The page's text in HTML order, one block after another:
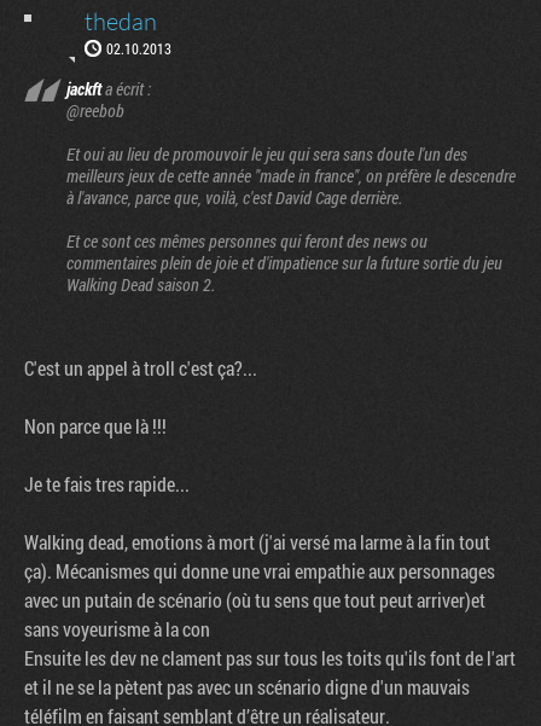
thedan
02.10.2013
jackfta écrit :
@reebob
Et oui au lieu de promouvoir le jeu qui sera sans doute l'un des
meilleurs jeux de cette année "made in france", on préfère le descendre
à l'avance, parce que, voilà, c'est David Cage derrière.
Et ce sont ces mêmes personnes qui feront des news ou
commentaires plein de joie et d'impatience sur la future sortie du jeu
Walking Dead saison 2.
C'est un appel à troll c'est ça?...
Non parce que là !!!
Je te fais tres rapide...
Walking dead, emotions à mort (j'ai versé ma larme à la fin tout
ça). Mécanismes qui donne une vrai empathie aux personnages
avec un putain de scénario (où tu sens que tout peut arriver)et
sans voyeurisme à la con
Ensuite les dev ne clament pas sur tous les toits qu'ils font de l'art
et il ne se la pètent pas avec un scénario digne d'un mauvais
téléfilm en faisant semblant d’être un réalisateur.